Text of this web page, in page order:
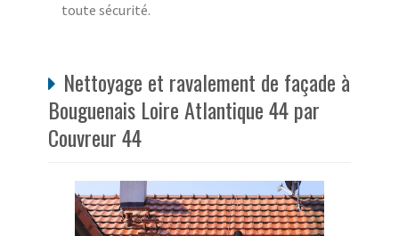
toute sécurité.
Nettoyage et ravalement de façade à
Bouguenais Loire Atlantique 44 par
Couvreur 44